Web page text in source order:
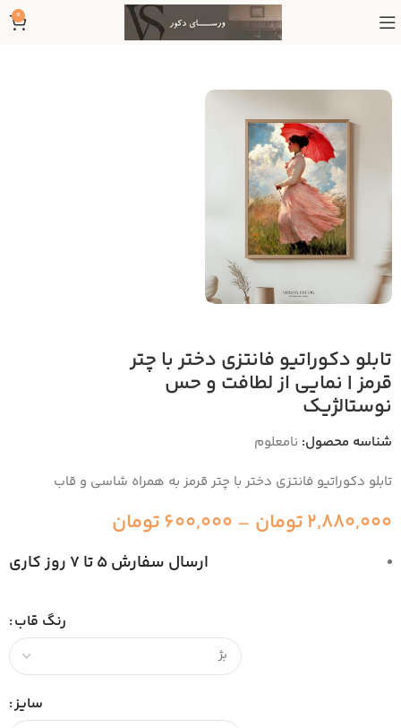
0
تابلو دکوراتیو فانتزی دختر با چتر
قرمز | نمایی از لطافت و حس
نوستالژیک
شناسه محصول: نامعلوم
تابلو دکوراتیو فانتزی دختر با چتر قرمز به همراه شاسی و قاب
2,880,000تومان –
600,000تومان
ارسال سفارش 5 تا 7 روز کاری
رنگ قاب
سایز